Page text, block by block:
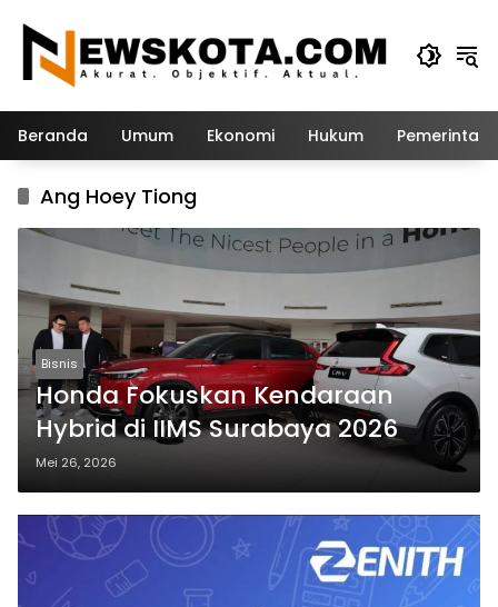
konten
Beranda Umum Ekonomi Hukum
Ang Hoey Tiong
Bisnis
Honda Fokuskan Kendaraan
Hybrid di IIMS Surabaya 2026
Mei 26, 2026